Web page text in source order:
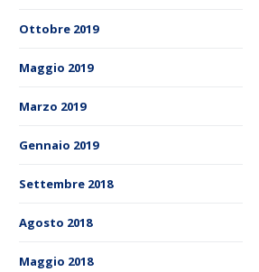
Ottobre 2019
Maggio 2019
Marzo 2019
Gennaio 2019
Settembre 2018
Agosto 2018
Maggio 2018